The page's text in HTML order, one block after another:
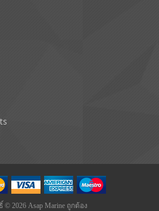
© 2026 Asap Marine ถูกต้อง